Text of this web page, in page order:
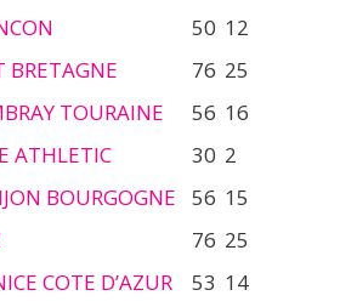
50 12
BRETAGNE 76 25
TOURAINE 56 16
ATHLETIC 30 2
BOURGOGNE 56 15
76 25
COTE D’AZUR 53 14